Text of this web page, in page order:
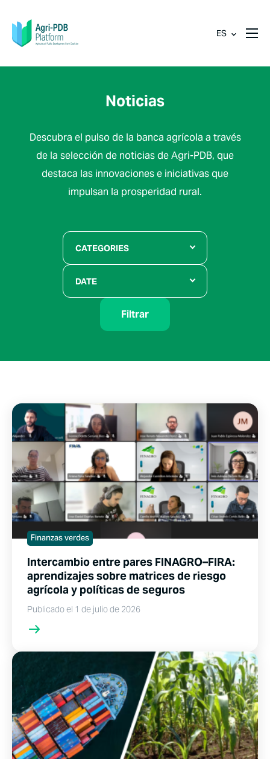
ES
Noticias
Descubra el pulso de la banca agrícola a través
de la selección de noticias de Agri-PDB, que
destaca las innovaciones e iniciativas que
impulsan la prosperidad rural.
CATEGORIES
DATE
Filtrar
Finanzas verdes
Intercambio entre pares FINAGRO–FIRA:
aprendizajes sobre matrices de riesgo
agrícola y políticas de seguros
Publicado el 1 de julio de 2026